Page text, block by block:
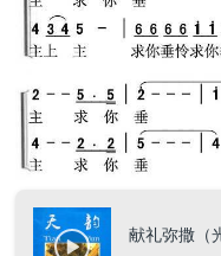
献礼弥撒（